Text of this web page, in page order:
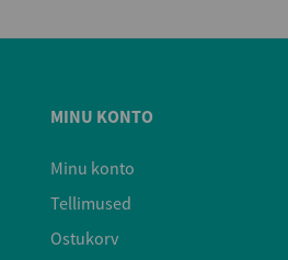
MINU KONTO
Minu konto
Tellimused
Ostukorv